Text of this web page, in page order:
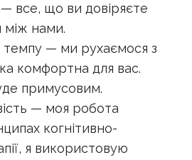
— все, що ви довіряєте
між нами.
темпу — ми рухаємося з
комфортна для вас.
примусовим.
— моя робота
когнітивно-
я використовую